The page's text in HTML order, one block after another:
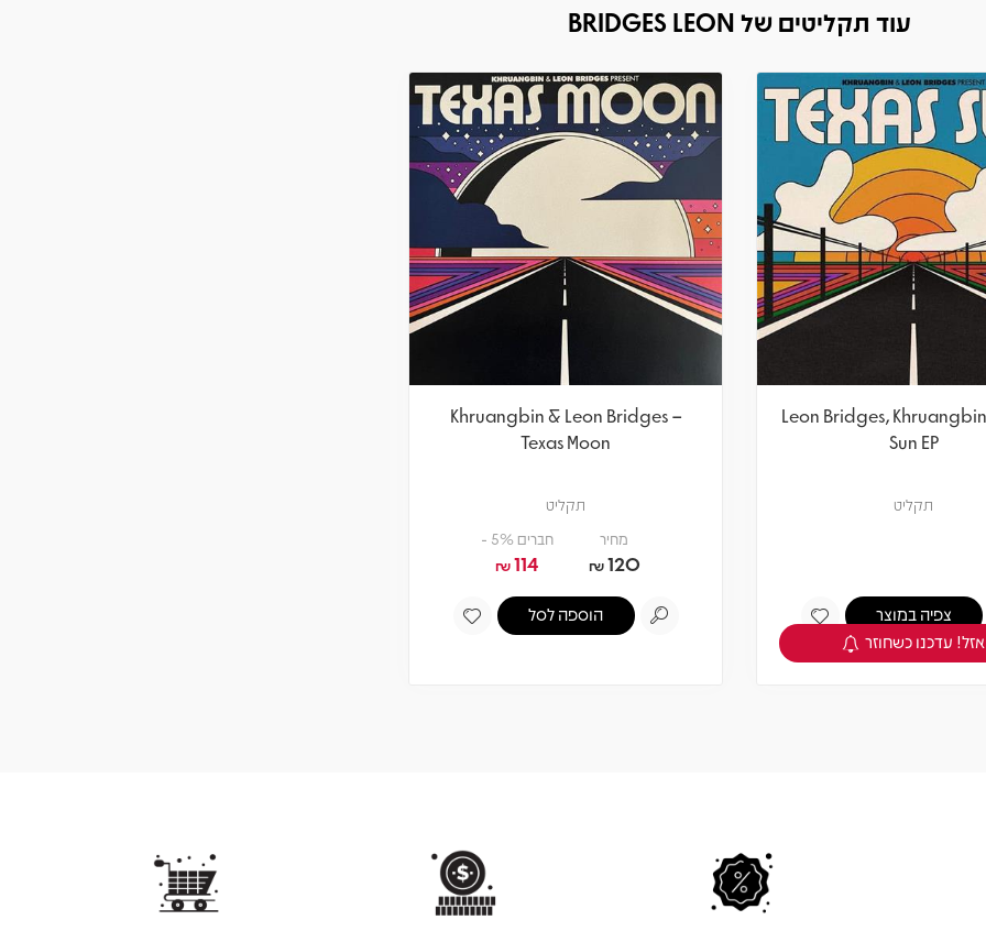
עוד תקליטים של BRIDGES LEON
Leon Bridges, Khruangbin
Sun EP
תקליט
צפיה במוצר
אזל! עדכנו כשחוזר
Khruangbin & Leon Bridges –
Texas Moon
תקליט
מחיר
120
₪
חברים 5% -
114
₪
הוספה לסל